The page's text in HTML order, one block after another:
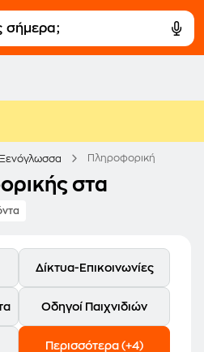
Ξενόγλωσσα Πληροφορική
στα
Δίκτυα-Επικοινωνίες
Οδηγοί Παιχνιδιών
Περισσότερα (+4)